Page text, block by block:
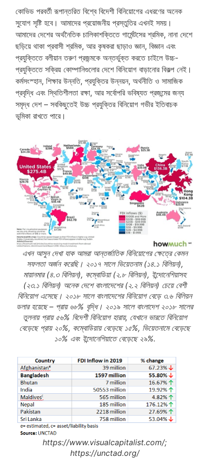
কোভিড পরবর্তী রূপান্তরিত বিশ্বে বিদেশী বিনিয়োগের এধরণের অনেক
সুযোগ সৃষ্টি হবে। আমাদের প্রয়োজনীয় প্রস্তুতির এখনই সময়।
আমাদের দেশের অর্থনৈতিক চালিকাশক্তিতে গার্মেন্টসের শ্রমিক, নানা দেশে
ছড়িয়ে থাকা প্রবাসী শ্রমিক, আর কৃষকরা ছাড়াও জ্ঞান, বিজ্ঞান এবং
প্রযুক্তিতে বলীয়ান তরুণ প্রজন্মকে অন্তর্ভুক্ত করতে চাইলে উচ্চ-
প্রযুক্তিতে সক্রিয় কোম্পানিগুলোর দেশে বিনিয়োগ বাড়ানোর বিকল্প নেই।
কর্মসংস্হান, শিক্ষার উন্নতি, প্রযুক্তির উন্নয়ন, অর্থনীতি ও সামাজিক
প্রবৃদ্ধি এবং স্থিতিশীলতা রক্ষা, আর সর্বোপরি ভবিষ্যত প্রজন্মের জন্য
সমৃদ্ধ দেশ – সবকিছুতেই উচ্চ প্রযুক্তির বিনিয়োগ গভীর ইতিবাচক
ভূমিকা রাখতে পারে।
এখন আসুন দেখা যাক আমরা আন্তর্জাতিক বিনিয়োগের ক্ষেত্রে কেমন
সফলতা অর্জন করেছি। ২০১৭ সালে ভিয়েতনাম (১৪.১ বিলিয়ন),
মায়ানমার (৪.৩ বিলিয়ন), কম্বোডিয়া (২.৮ বিলিয়ন), ইন্দোনেশিয়াসহ
(২৩.১ বিলিয়ন) অনেক দেশে বাংলাদেশের (২.২ বিলিয়ন) চেয়ে বেশী
বিনিয়োগ এসেছে। ২০১৮ সালে বাংলাদেশের বিনিয়োগ বেড়ে ৩.৬ বিলিয়ন
ডলার হয়েছে – প্রায় ৬৮% বৃদ্ধি। ২০১৯ সালে বাংলাদেশ ২০১৮ সালের
তুলনায় প্রায় ৫৬% বিদেশী বিনিয়োগ হারায়, যেখানে ভারতে বিনিয়োগ
বেড়েছে প্রায় ২০%, কম্বোডিয়ায় বেড়েছে ১৫%, ভিয়েতনামে বেড়েছে
১০% এবং ইন্দোনেশিয়াতে বেড়েছে ২৯%.
https://www.visualcapitalist.com/;
https://unctad.org/